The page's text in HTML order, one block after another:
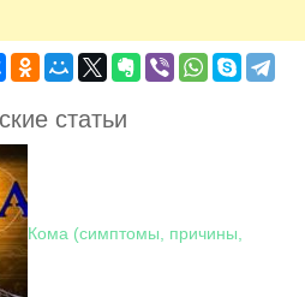
статьи
Кома (симптомы, причины,